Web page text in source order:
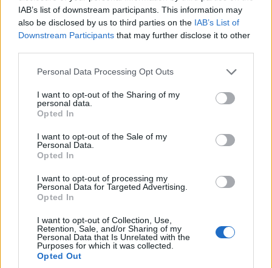
IAB’s list of downstream participants. This information may
also be disclosed by us to third parties on the IAB’s List of
Downstream Participants that may further disclose it to other
Please note that this website/app uses one or more Google
not limited to your visit or usage behaviour. You may click to
grant or deny consent to Google and its third-party tags to
use your data for below specified purposes in below Google
consent section.
Personal Data Processing Opt Outs
I want to opt-out of the Sharing of my
personal data.
Opted In
I want to opt-out of the Sale of my
Personal Data.
Opted In
I want to opt-out of processing my
Personal Data for Targeted Advertising.
Opted In
I want to opt-out of Collection, Use,
Retention, Sale, and/or Sharing of my
Personal Data that Is Unrelated with the
Purposes for which it was collected.
Opted Out
ΥΓΕΙΑ
Διατροφή: Πώς επηρεάζουν τις συνήθειές μας οι
υψηλές θερμοκρασίες του καλοκαιρού